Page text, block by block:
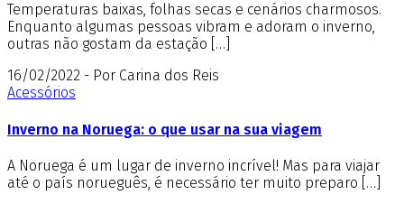
Temperaturas baixas, folhas secas e cenários charmosos.
Enquanto algumas pessoas vibram e adoram o inverno,
outras não gostam da estação […]
16/02/2022 - Por Carina dos Reis
Acessórios
Inverno na Noruega: o que usar na sua viagem
A Noruega é um lugar de inverno incrível! Mas para viajar
até o país norueguês, é necessário ter muito preparo […]